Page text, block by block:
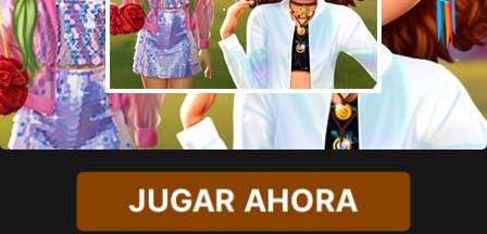
JUGAR AHORA